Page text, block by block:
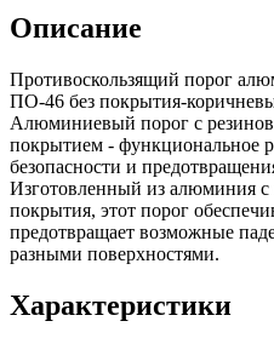
Описание
Противоскользящий порог
ПО-46 без покрытия-
Алюминиевый порог с
покрытием - функциональное
безопасности и
Изготовленный из алюминия
покрытия, этот порог
предотвращает возможные
разными поверхностями.
Характеристики